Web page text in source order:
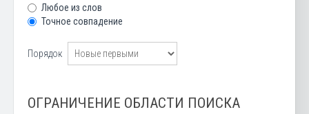
Любое из слов
Точное совпадение
Порядок
ОГРАНИЧЕНИЕ ОБЛАСТИ ПОИСКА